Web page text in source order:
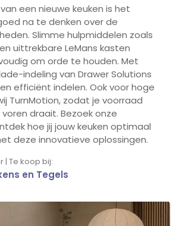
een nieuwe keuken is het
na te denken over de
Slimme hulpmiddelen zoals
uittrekbare LeMans kasten
om orde te houden. Met
indeling van Drawer Solutions
efficiënt indelen. Ook voor hoge
TurnMotion, zodat je voorraad
draait. Bezoek onze
hoe jij jouw keuken optimaal
deze innovatieve oplossingen.
Te koop bij:
en Tegels